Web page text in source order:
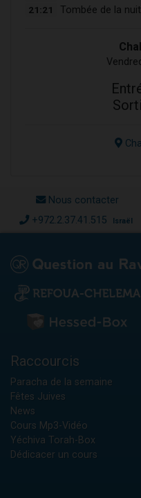
21:21 Tombée de la nuit
Nous contacter
+972.2.37.41.515 Israël
Raccourcis
Paracha de la semaine
Fêtes Juives
News
Cours Mp3-Vidéo
Yéchiva Torah-Box
Dédicacer un cours